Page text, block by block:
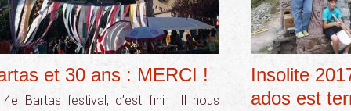
et 30 ans : MERCI !
4e Bartas festival, c’est fini ! Il nous
Insolite
ados est